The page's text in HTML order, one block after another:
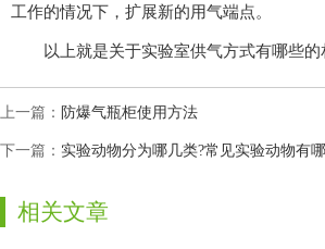
工作的情况下，扩展新的用气端点。
以上就是关于实验室供气方式有哪些的相关
上一篇： 防爆气瓶柜使用方法
下一篇： 实验动物分为哪几类?常见实验动物有
相关文章